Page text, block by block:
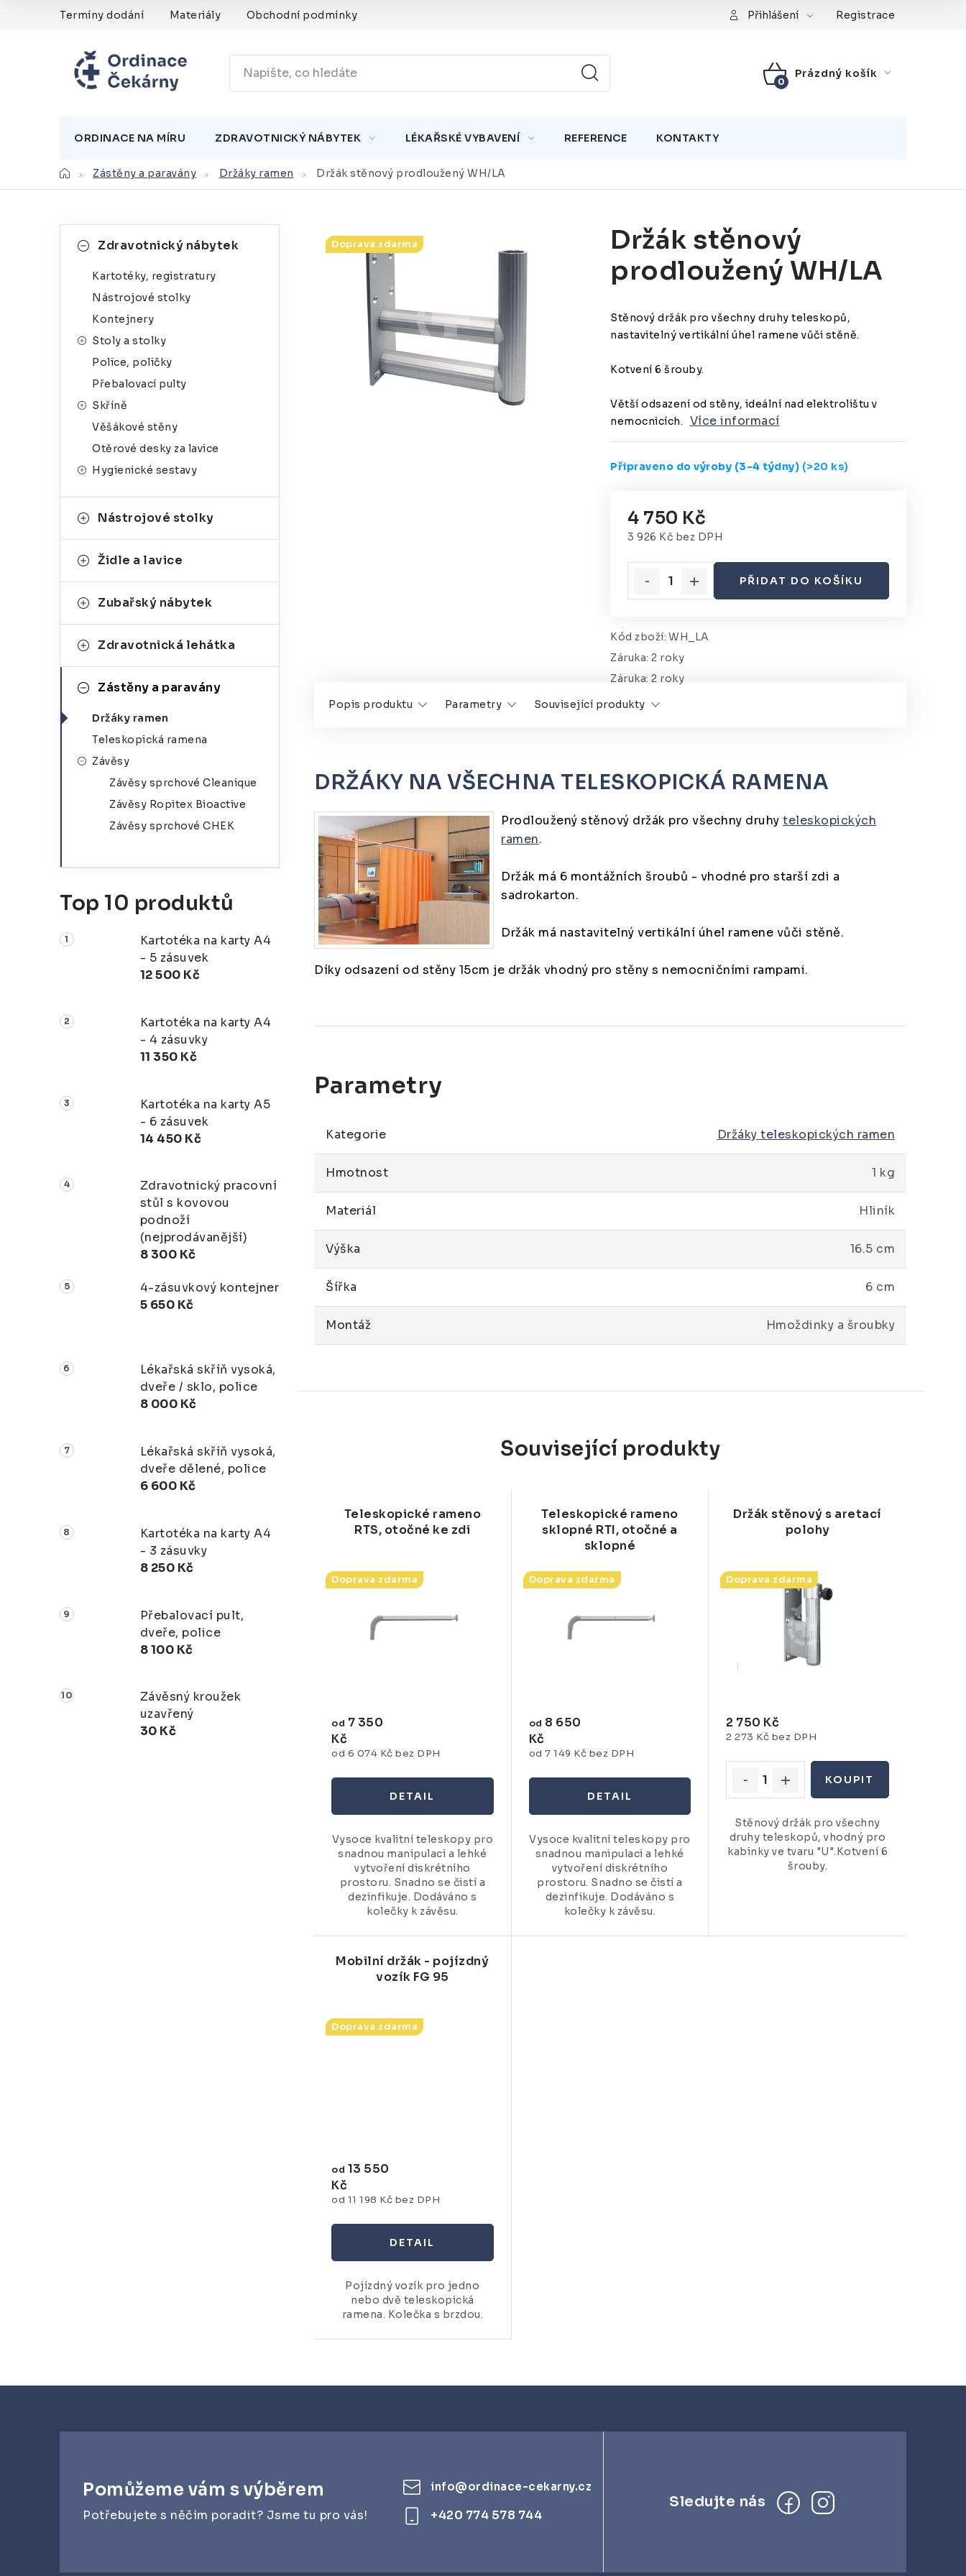
Termíny dodání Materiály Obchodní podmínky Přihlášení Registrace
NÁKUPNÍ
Prázdný košík
ORDINACE NA MÍRU ZDRAVOTNICKÝ NÁBYTEK LÉKAŘSKÉ VYBAVENÍ REFERENCE KONTAKTY
DomůZástěny a paravány Držáky ramen Držák stěnový prodloužený WH/LA
n
kategorieZdravotnický nábytek
Kartotéky, registratury
Nástrojové stolky
Kontejnery
Stoly a stolky
Police, poličky
Přebalovací pulty
Skříně
Věšákové stěny
Otěrové desky za lavice
Hygienické sestavy
Nástrojové stolky
Židle a lavice
Zubařský nábytek
Zdravotnická lehátka
Zástěny a paravány
Držáky ramen
Teleskopická ramena
Závěsy
Závěsy sprchové Cleanique
Závěsy Ropitex Bioactive
Závěsy sprchové CHEK
Top 10 produktů
Kartotéka na karty A4
- 5 zásuvek
12 500 Kč
Kartotéka na karty A4
- 4 zásuvky
11 350 Kč
Kartotéka na karty A5
- 6 zásuvek
14 450 Kč
Zdravotnický pracovní
stůl s kovovou
podnoží
(nejprodávanější)
8 300 Kč
4-zásuvkový kontejner
5 650 Kč
Lékařská skříň vysoká,
dveře / sklo, police
8 000 Kč
Lékařská skříň vysoká,
dveře dělené, police
6 600 Kč
Kartotéka na karty A4
- 3 zásuvky
8 250 Kč
Přebalovací pult,
dveře, police
8 100 Kč
Závěsný kroužek
uzavřený
30 Kč
Držák stěnový
prodloužený WH/LA
Stěnový držák pro všechny druhy teleskopů,
nastavitelný vertikální úhel ramene vůči stěně.
Kotvení 6 šrouby.
Větší odsazení od stěny, ideální nad elektrolištu v
nemocnicích.
Více informací
Připraveno do výroby (3-4 týdny) (>20 ks)
4 750 Kč
3 926 Kč bez DPH
PŘIDAT DO KOŠÍKU
Kód zboží: WH_LA
Záruka: 2 roky
Záruka: 2 roky
Doprava zdarma
Popis produktu Parametry Související produkty
DRŽÁKY NA VŠECHNA TELESKOPICKÁ RAMENA
Prodloužený stěnový držák pro všechny druhy teleskopických
ramen.
Držák má 6 montážních šroubů - vhodné pro starší zdi a
sadrokarton.
Držák má nastavitelný vertikální úhel ramene vůči stěně.
Díky odsazení od stěny 15cm je držák vhodný pro stěny s nemocničními rampami.
Kategorie Držáky teleskopických ramen
Hmotnost 1 kg
Materiál Hliník
Výška 16.5 cm
Šířka 6 cm
Montáž Hmoždinky a šroubky
Související produkty
Teleskopické rameno
RTS, otočné ke zdi
Doprava zdarma
od 6 074 Kč bez DPH
od 7 350
Kč
Vysoce kvalitní teleskopy pro
snadnou manipulaci a lehké
vytvoření diskrétního
prostoru. Snadno se čistí a
dezinfikuje. Dodáváno s
kolečky k závěsu.
Teleskopické rameno
sklopné RTI, otočné a
sklopné
Doprava zdarma
od 7 149 Kč bez DPH
od 8 650
Kč
Vysoce kvalitní teleskopy pro
snadnou manipulaci a lehké
vytvoření diskrétního
prostoru. Snadno se čistí a
dezinfikuje. Dodáváno s
kolečky k závěsu.
Držák stěnový s aretací
polohy
Doprava zdarma
2 273 Kč bez DPH
2 750 Kč
Stěnový držák pro všechny
druhy teleskopů, vhodný pro
kabinky ve tvaru "U".Kotvení 6
šrouby.
Mobilní držák - pojízdný
vozík FG 95
Doprava zdarma
od 11 198 Kč bez DPH
od 13 550
Kč
Pojízdný vozík pro jedno
nebo dvě teleskopická
ramena. Kolečka s brzdou.
Pomůžeme vám s výběrem
Potřebujete s něčím poradit? Jsme tu pro vás!
info@ordinace-cekarny.cz
+420 774 578 744